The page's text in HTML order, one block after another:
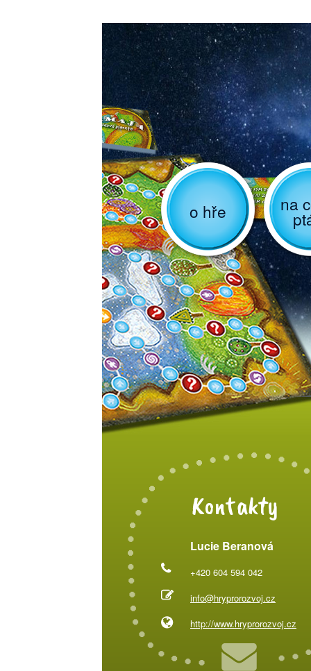
o hře na
Kontakty
Lucie Beranová
+420 604 594 042
info@hryprorozvoj.cz
http://www.hryprorozvoj.cz